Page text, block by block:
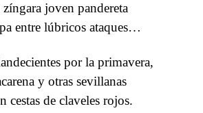
joven pandereta
entre lúbricos ataques…
por la primavera,
y otras sevillanas
cestas de claveles rojos.